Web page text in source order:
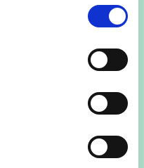
voor
van